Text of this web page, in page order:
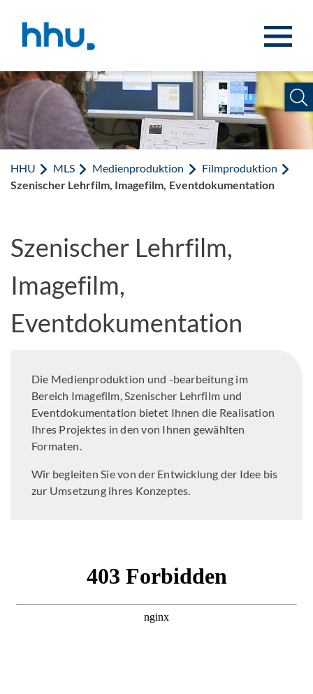
HHU MLS Medienproduktion
Filmproduktion
Szenischer Lehrfilm, Imagefilm, Eventdokumentation
Szenischer Lehrfilm,
Imagefilm,
Eventdokumentation
Die Medienproduktion und -bearbeitung im
Bereich Imagefilm, Szenischer Lehrfilm und
Eventdokumentation bietet Ihnen die Realisation
Ihres Projektes in den von Ihnen gewählten
Formaten.
Wir begleiten Sie von der Entwicklung der Idee bis
zur Umsetzung ihres Konzeptes.